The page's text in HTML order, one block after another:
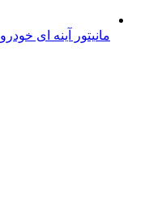
مانیتور آینه ای خودرو Steel Mate